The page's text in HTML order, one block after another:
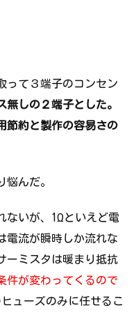
って３端子のコンセン
無しの２端子とした。
節約と製作の容易さの
悩んだ。
ないが、1Ωといえど電
電流が瞬時しか流れな
ーミスタは暖まり抵抗
件が変わってくるので
ューズのみに任せるこ